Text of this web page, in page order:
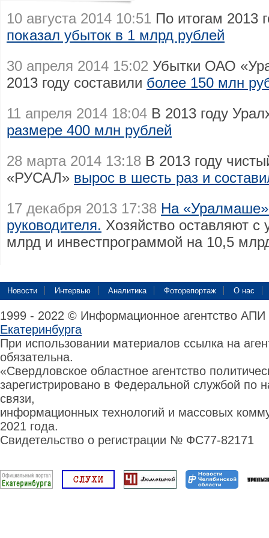
10 августа 2014 10:51 По итогам 2013
показал убыток в 1 млрд рублей
30 апреля 2014 15:02 Убытки ОАО
2013 году составили более 150 млн
11 апреля 2014 18:04 В 2013 году
размере 400 млн рублей
28 марта 2014 13:18 В 2013 году
«РУСАЛ» вырос в шесть раз и
17 декабря 2013 17:38 На «Уралмаше»
руководителя. Хозяйство оставляют
млрд и инвестпрограммой на 10,5
Новости Интервью Аналитика Фоторепортаж О нас
1999 - 2022 © Информационное агентство
Екатеринбурга
При использовании материалов ссылка на
обязательна.
«Свердловское областное агентство
зарегистрировано в Федеральной службой по
связи,
информационных технологий и массовых
2021 года.
Свидетельство о регистрации № ФС77-82171